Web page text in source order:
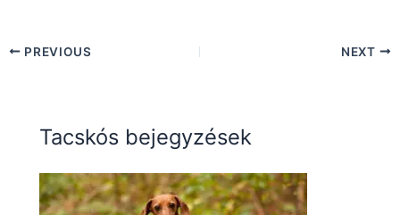
PREVIOUS NEXT
Tacskós bejegyzések